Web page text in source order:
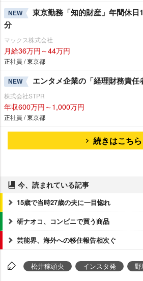
NEW
東京勤務「知的財産」年間休日
分
マックス株式会社
月給36万円～44万円
正社員 / 東京都
NEW エンタメ企業の「経理財務責任
株式会社STPR
年収600万円～1,000万円
正社員 / 東京都
続きはこちら
今、読まれている記事
15歳で当時27歳の夫に一目惚れ
研ナオコ、コンビニで買う商品
芸能界、海外への移住報告相次ぐ
松井稼頭央 インスタ発